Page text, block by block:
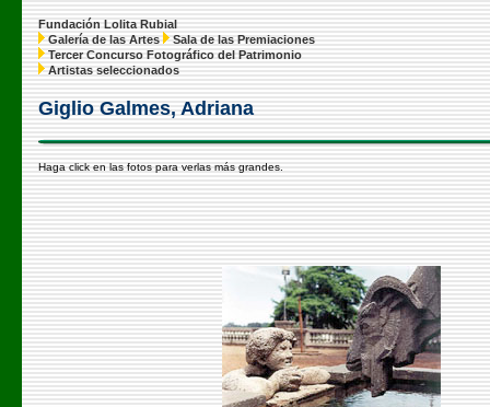
Fundación Lolita Rubial
Galería de las Artes
Sala de las Premiaciones
Tercer Concurso Fotográfico del Patrimonio
Artistas seleccionados
Giglio Galmes, Adriana
Haga click en las fotos para verlas más grandes.